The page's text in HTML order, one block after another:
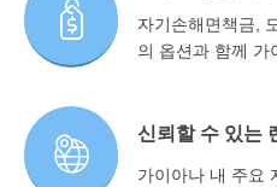
자기손해면책금,
의 옵션과 함께 가
신뢰할 수 있는
가이아나 내 주요